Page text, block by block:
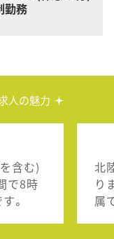
勤務
人の魅力
含む)
で8時
。
北
り
属